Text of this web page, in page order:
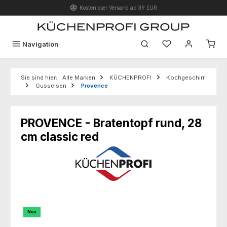
Zum Hauptinhalt springenKostenloser Versand ab 39 EUR
Navigation Du hast 0
Sie sind hier: Alle Marken KÜCHENPROFI
Kochgeschirr
Gusseisen
Provence
PROVENCE - Bratentopf rund, 28
cm classic red
Bildergalerie überspringen
Neu